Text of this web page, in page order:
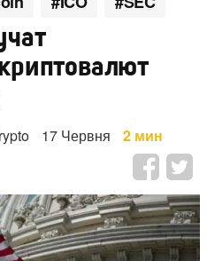
17 Червня 2 мин